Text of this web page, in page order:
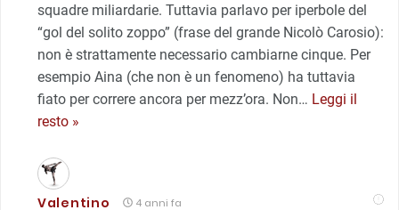
squadre miliardarie. Tuttavia parlavo per iperbole del
“gol del solito zoppo” (frase del grande Nicolò Carosio):
non è strattamente necessario cambiarne cinque. Per
esempio Aina (che non è un fenomeno) ha tuttavia
fiato per correre ancora per mezz’ora. Non… Leggi il
resto »
Valentino 4 anni fa